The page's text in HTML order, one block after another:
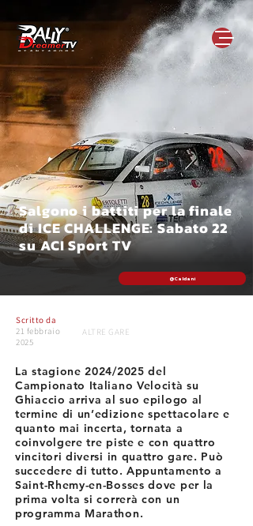
Salgono i battiti per la finale
di ICE CHALLENGE: Sabato 22
su ACI Sport TV
@Caldani
Scritto da
21 febbraio
2025
ALTRE GARE
La stagione 2024/2025 del
Campionato Italiano Velocità su
Ghiaccio arriva al suo epilogo al
termine di un’edizione spettacolare e
quanto mai incerta, tornata a
coinvolgere tre piste e con quattro
vincitori diversi in quattro gare. Può
succedere di tutto. Appuntamento a
Saint-Rhemy-en-Bosses dove per la
prima volta si correrà con un
programma Marathon.